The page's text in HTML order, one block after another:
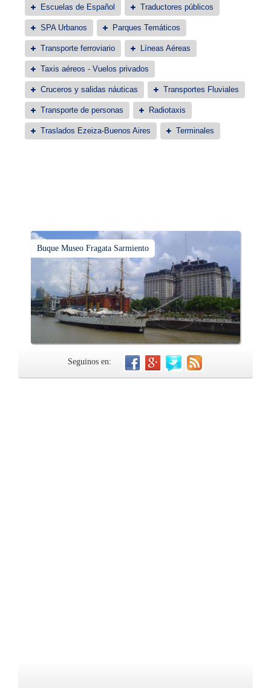
Escuelas de Español Traductores públicos
SPA Urbanos Parques Temáticos
Transporte ferroviario Líneas Aéreas
Taxis aéreos - Vuelos privados
Cruceros y salidas náuticas Transportes Fluviales
Transporte de personas Radiotaxis
Traslados Ezeiza-Buenos Aires Terminales
Buque Museo Fragata Sarmiento
Seguinos en: